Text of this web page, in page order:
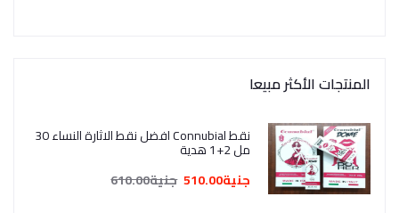
المنتجات الأكثر مبيعا
نقط Connubial افضل نقط الاثارة النساء 30
مل 2+1 هدية
جنية510.00
جنية610.00